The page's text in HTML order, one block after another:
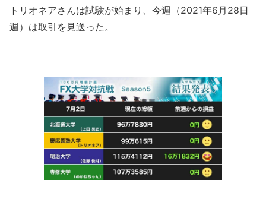
トリオネアさんは試験が始まり、今週（2021年6月28日
週）は取引を見送った。